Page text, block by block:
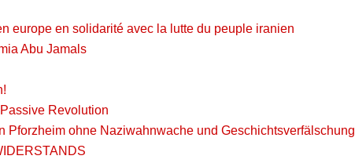
europe en solidarité avec la lutte du peuple iranien
Abu Jamals
Revolution
Pforzheim ohne Naziwahnwache und Geschichtsverfälschung